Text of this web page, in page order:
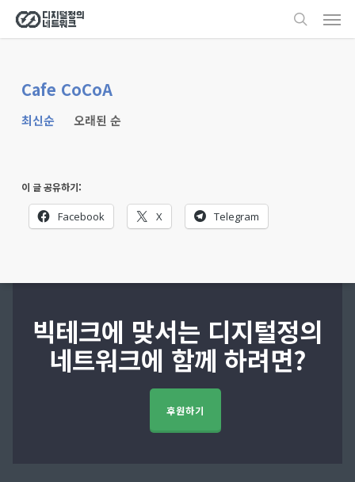
Skip
to
content
search
Cafe CoCoA
최신순 오래된 순
이 글 공유하기:
Facebook X Telegram
빅테크에 맞서는 디지털정의
네트워크에 함께 하려면?
후원하기